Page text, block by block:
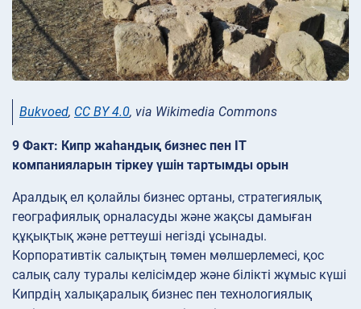
Bukvoed, CC BY 4.0, via Wikimedia Commons
9 Факт: Кипр жаһандық бизнес пен IT
компанияларын тіркеу үшін тартымды орын
Аралдық ел қолайлы бизнес ортаны, стратегиялық
географиялық орналасуды және жақсы дамыған
құқықтық және реттеуші негізді ұсынады.
Корпоративтік салықтың төмен мөлшерлемесі, қос
салық салу туралы келісімдер және білікті жұмыс күші
Кипрдің халықаралық бизнес пен технологиялық